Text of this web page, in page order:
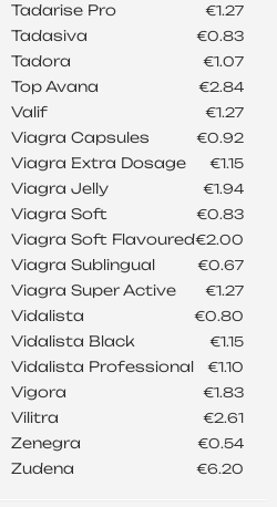
Tadarise Pro €1.27
Tadasiva €0.83
Tadora €1.07
Top Avana €2.84
Valif €1.27
Viagra Capsules €0.92
Viagra Extra Dosage €1.15
Viagra Jelly €1.94
Viagra Soft €0.83
Viagra Soft Flavoured€2.00
Viagra Sublingual €0.67
Viagra Super Active €1.27
Vidalista €0.80
Vidalista Black €1.15
Vidalista Professional €1.10
Vigora €1.83
Vilitra €2.61
Zenegra €0.54
Zudena €6.20